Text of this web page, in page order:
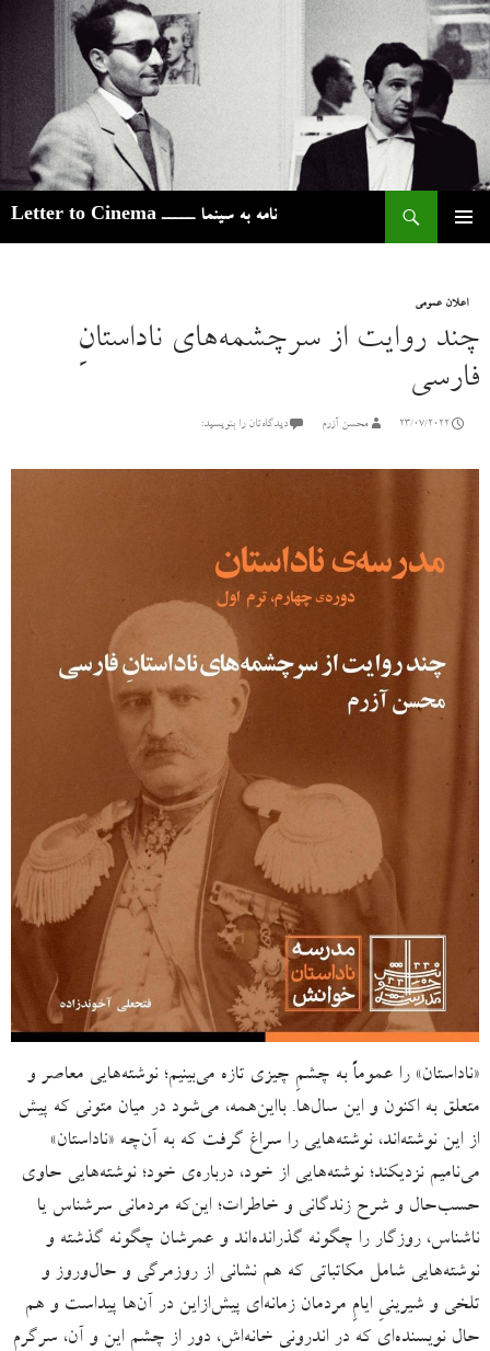
نامه به سینما ـــــ Letter to Cinema
اعلان عمومی
چند روایت از سرچشمه‌های ناداستانِ
فارسی
23/07/2022 محسن آزرم دیدگاه‌تان را بنویسید:
«ناداستان» را عموماً به چشمِ چیزی تازه می‌بینیم؛ نوشته‌هایی معاصر و
متعلق به اکنون و این سال‌ها. بااین‌همه، می‌شود در میان متونی که پیش
از این نوشته‌اند، نوشته‌هایی را سراغ گرفت که به آن‌چه «ناداستان»
می‌نامیم نزدیکند؛ نوشته‌هایی از خود، درباره‌ی خود؛ نوشته‌هایی حاوی
حسب‌حال و شرح زندگانی و خاطرات؛ این‌که مردمانی سرشناس یا
ناشناس، روزگار را چگونه گذرانده‌اند و عمرشان چگونه گذشته و
نوشته‌هایی شامل مکاتباتی که هم نشانی از روزمرگی و حال‌وروز و
تلخی و شیرینیِ ایامِ مردمان زمانه‌ای پیش‌ازاین در آن‌ها پیداست و هم
حالِ نویسنده‌ای که در اندرونی خانه‌اش، دور از چشمِ این و آن، سرگرم